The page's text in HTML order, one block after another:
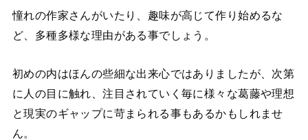
憧れの作家さんがいたり、趣味が高じて作り始めるな
ど、多種多様な理由がある事でしょう。
初めの内はほんの些細な出来心ではありましたが、次第
に人の目に触れ、注目されていく毎に様々な葛藤や理想
と現実のギャップに苛まられる事もあるかもしれませ
ん。